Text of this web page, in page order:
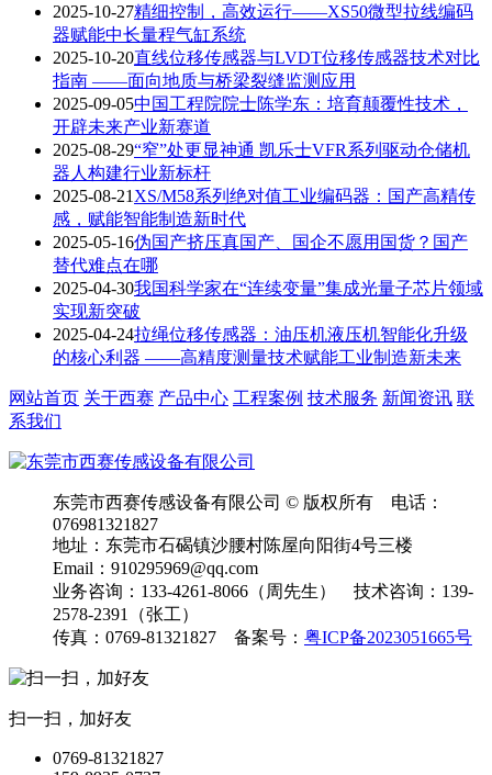
2025-10-27精细控制，高效运行——XS50微型拉线编码
器赋能中长量程气缸系统
2025-10-20直线位移传感器与LVDT位移传感器技术对比
指南 ——面向地质与桥梁裂缝监测应用
2025-09-05中国工程院院士陈学东：培育颠覆性技术，
开辟未来产业新赛道
2025-08-29“窄”处更显神通 凯乐士VFR系列驱动仓储机
器人构建行业新标杆
2025-08-21 XS/M58系列绝对值工业编码器：国产高精传
感，赋能智能制造新时代
2025-05-16伪国产挤压真国产、国企不愿用国货？国产
替代难点在哪
2025-04-30我国科学家在“连续变量”集成光量子芯片领域
实现新突破
2025-04-24拉绳位移传感器：油压机液压机智能化升级
的核心利器 ——高精度测量技术赋能工业制造新未来
网站首页 关于西赛 产品中心 工程案例 技术服务 新闻资讯 联
系我们
东莞市西赛传感设备有限公司 © 版权所有 电话：
076981321827
地址：东莞市石碣镇沙腰村陈屋向阳街4号三楼
Email：910295969@qq.com
业务咨询：133-4261-8066（周先生） 技术咨询：139-
2578-2391（张工）
传真：0769-81321827 备案号： 粤ICP备2023051665号
扫一扫，加好友
0769-81321827